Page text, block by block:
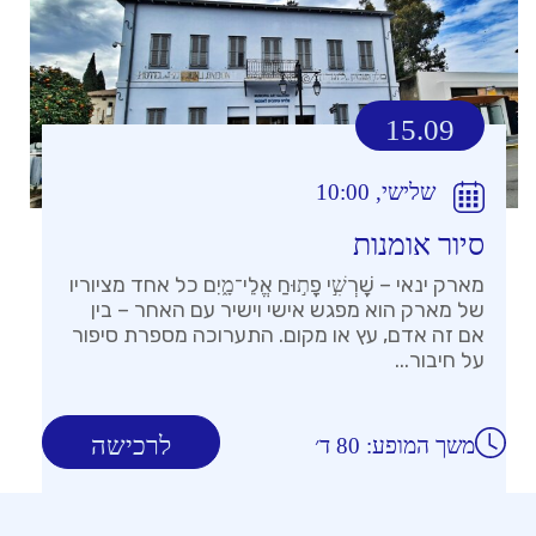
15.09
שלישי, 10:00
סיור אומנות
מארק ינאי – שׇׁרְשִׁ֣י פָת֣וּחַ אֱלֵי־מָ֑יִם כל אחד מציוריו
של מארק הוא מפגש אישי וישיר עם האחר – בין
אם זה אדם, עץ או מקום. התערוכה מספרת סיפור
על חיבור...
לרכישה משך המופע: 80 ד׳